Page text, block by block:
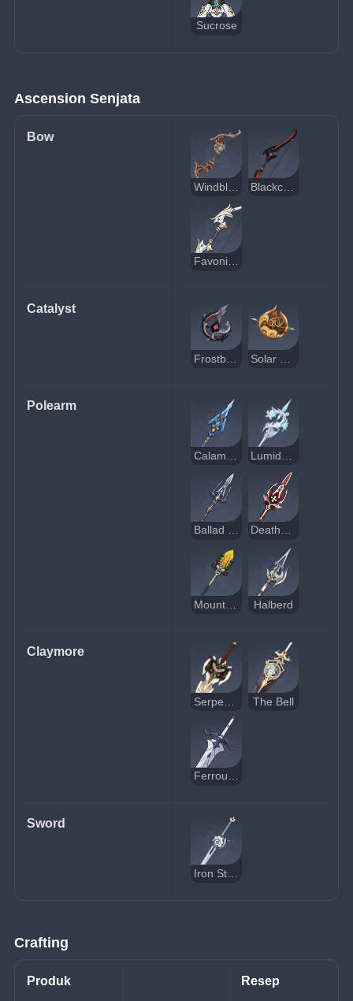
Sucrose
Ascension Senjata
Bow
Favonius Warbow
Catalyst
Frostbearer
Polearm
Ballad of the Fjords Deathmatch
Mountain-Bracing Bolt Halberd
Claymore
The Bell
Ferrous Shadow
Sword
Iron Sting
Crafting
Produk Resep